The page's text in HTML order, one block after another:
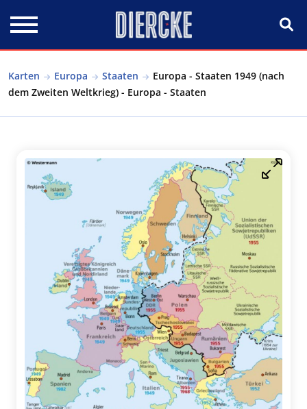
Karten Europa Staaten
Europa - Staaten 1949 (nach
dem Zweiten Weltkrieg) - Europa - Staaten